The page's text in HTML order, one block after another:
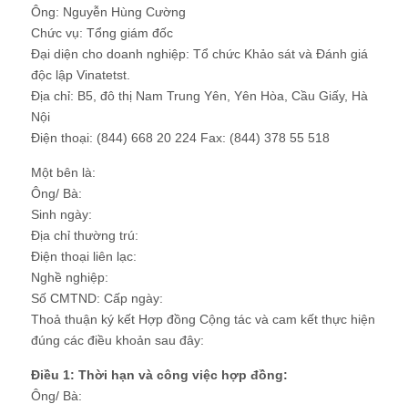
Ông: Nguyễn Hùng Cường
Chức vụ: Tổng giám đốc
Đại diện cho doanh nghiệp: Tổ chức Khảo sát và Đánh giá
độc lập Vinatetst.
Địa chỉ: B5, đô thị Nam Trung Yên, Yên Hòa, Cầu Giấy, Hà
Nội
Điện thoại: (844) 668 20 224 Fax: (844) 378 55 518
Một bên là:
Ông/ Bà:
Sinh ngày:
Địa chỉ thường trú:
Điện thoại liên lạc:
Nghề nghiệp:
Số CMTND: Cấp ngày:
Thoả thuận ký kết Hợp đồng Cộng tác và cam kết thực hiện
đúng các điều khoản sau đây:
Điều 1: Thời hạn và công việc hợp đồng:
Ông/ Bà: